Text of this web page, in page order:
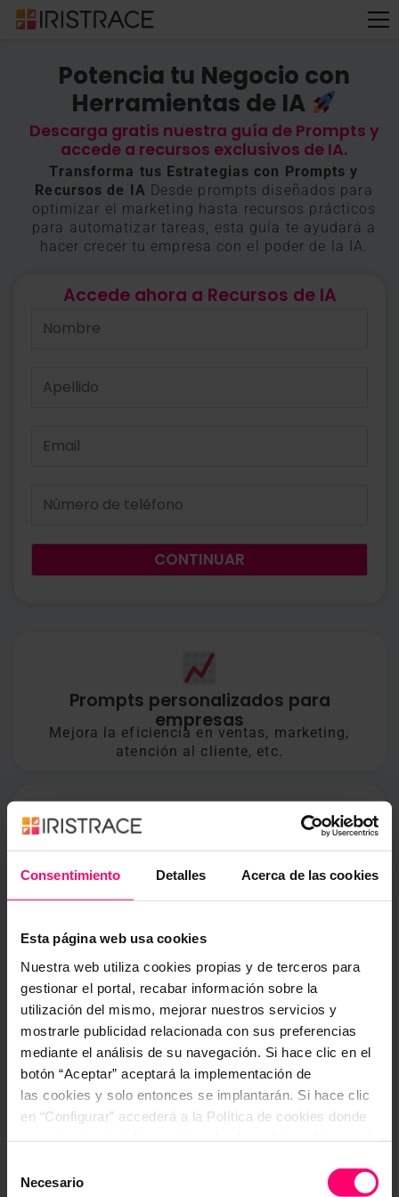
Consentimiento Detalles Acerca de las cookies
Esta página web usa cookies
Nuestra web utiliza cookies propias y de terceros para
gestionar el portal, recabar información sobre la
utilización del mismo, mejorar nuestros servicios y
mostrarle publicidad relacionada con sus preferencias
mediante el análisis de su navegación. Si hace clic en el
botón “Aceptar” aceptará la implementación de
las cookies y solo entonces se implantarán. Si hace clic
en “Configurar” accederá a la Política de cookies donde
activo hasta que ejecute alguna de estas dos opciones:
Necesario
Potencia tu Negocio con
Herramientas de IA
Descarga gratis nuestra guía de Prompts y
accede a recursos exclusivos de IA.
Transforma tus Estrategias con Prompts y
Recursos de IA Desde prompts diseñados para
optimizar el marketing hasta recursos prácticos
para automatizar tareas, esta guía te ayudará a
hacer crecer tu empresa con el poder de la IA.
Accede ahora a Recursos de IA
CONTINUAR
Prompts personalizados para
empresas
Mejora la eficiencia en ventas, marketing,
atención al cliente, etc.
Automatización de tareas
prácticos..
Recursos exclusivos
Acceso a herramientas, tips y estrategias de
IA.
Actualizaciones constantes
Recibe nuevos recursos y técnicas para